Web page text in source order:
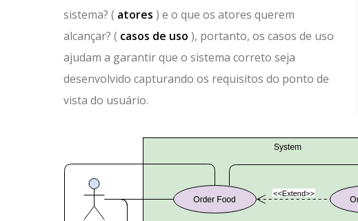
sistema? ( atores ) e o que os atores querem
alcançar? ( casos de uso ), portanto, os casos de uso
ajudam a garantir que o sistema correto seja
desenvolvido capturando os requisitos do ponto de
vista do usuário.